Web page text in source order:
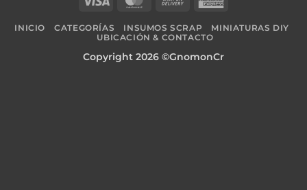
Delivery
INICIO CATEGORÍAS INSUMOS SCRAP
MINIATURAS DIY
UBICACIÓN & CONTACTO
Copyright 2026 ©GnomonCr